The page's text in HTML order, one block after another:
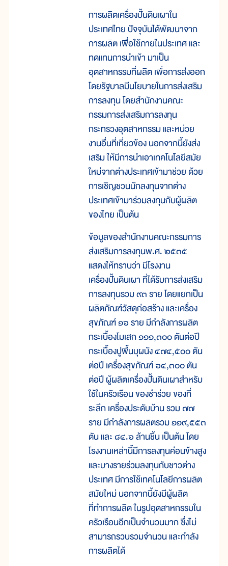
การผลิตเครื่องปั้นดินเผาใน
ประเทศไทย ปัจจุบันได้พัฒนาจาก
การผลิต เพื่อใช้ภายในประเทศ และ
ทดแทนการนำเข้า มาเป็น
อุตสาหกรรมที่ผลิต เพื่อการส่งออก
โดยรัฐบาลมีนโยบายในการส่งเสริม
การลงทุน โดยสำนักงานคณะ
กรรมการส่งเสริมการลงทุน
กระทรวงอุตสาหกรรม และหน่วย
งานอื่นที่เกี่ยวข้อง นอกจากนี้ยังส่ง
เสริม ให้มีการนำเอาเทคโนโลยีสมัย
ใหม่จากต่างประเทศเข้ามาช่วย ด้วย
การเชิญชวนนักลงทุนจากต่าง
ประเทศเข้ามาร่วมลงทุนกับผู้ผลิต
ของไทย เป็นต้น
ข้อมูลของสำนักงานคณะกรรมการ
ส่งเสริมการลงทุนพ.ศ. ๒๕๓๕
แสดงให้ทราบว่า มีโรงงาน
เครื่องปั้นดินเผา ที่ได้รับการส่งเสริม
การลงทุนรวม ๙๓ ราย โดยแยกเป็น
ผลิตภัณฑ์วัสดุก่อสร้าง และเครื่อง
สุขภัณฑ์ ๑๖ ราย มีกำลังการผลิต
กระเบื้องโมเสก ๑๑๑,๓๐๐ ตันต่อปี
กระเบื้องปูพื้นบุผนัง ๔๗๔,๕๐๐ ตัน
ต่อปี เครื่องสุขภัณฑ์ ๖๔,๓๐๐ ตัน
ต่อปี ผู้ผลิตเครื่องปั้นดินเผาสำหรับ
ใช้ในครัวเรือน ของชำร่วย ของที่
ระลึก เครื่องประดับบ้าน รวม ๗๗
ราย มีกำลังการผลิตรวม ๑๑๙,๕๕๓
ตัน และ ๘๔.๖ ล้านชิ้น เป็นต้น โดย
โรงงานเหล่านี้มีการลงทุนค่อนข้างสูง
และบางรายร่วมลงทุนกับชาวต่าง
ประเทศ มีการใช้เทคโนโลยีการผลิต
สมัยใหม่ นอกจากนี้ยังมีผู้ผลิต
ที่ทำการผลิต ในรูปอุตสาหกรรมใน
ครัวเรือนอีกเป็นจำนวนมาก ซึ่งไม่
สามารถรวบรวมจำนวน และกำลัง
การผลิตได้